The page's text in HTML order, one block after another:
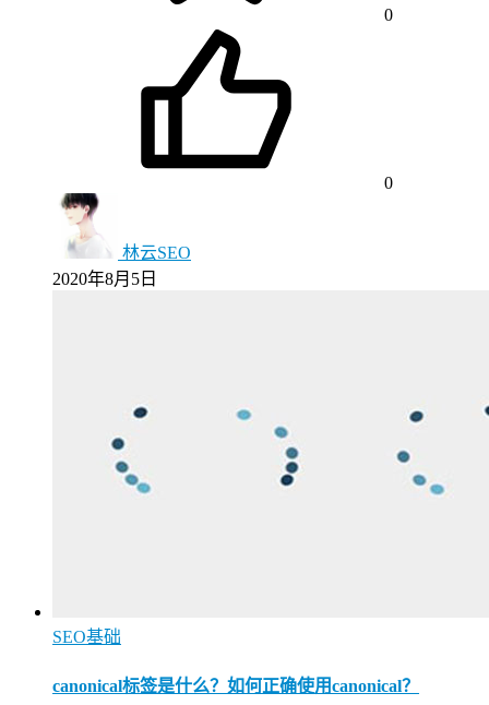
0
0
林云SEO
2020年8月5日
SEO基础
canonical标签是什么？如何正确使用canonical？